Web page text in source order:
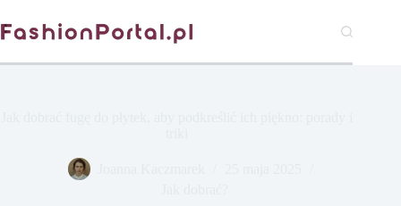
do
treści